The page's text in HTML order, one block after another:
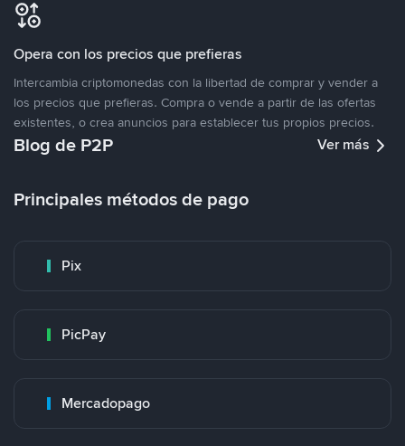
Opera con los precios que prefieras
Intercambia criptomonedas con la libertad de comprar y vender a
los precios que prefieras. Compra o vende a partir de las ofertas
existentes, o crea anuncios para establecer tus propios precios.
Blog de P2P Ver más
Principales métodos de pago
Pix
PicPay
Mercadopago